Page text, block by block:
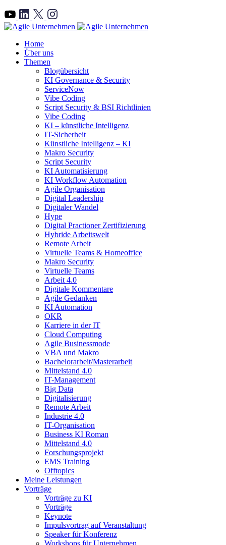
">
Home
Über uns
Themen
Blogübersicht
KI Governance & Security
ServiceNow
Vibe Coding
Script Security & BSI Richtlinien
Vibe Coding
KI – künstliche Intelligenz
IT-Sicherheit
Künstliche Intelligenz – KI
Makro Security
Script Security
KI Automatisierung
KI Workflow Automation
Agile Organisation
Digital Leadership
Digitaler Wandel
Hype
Digital Practioner Zertifizierung
Hybride Arbeitswelt
Remote Arbeit
Virtuelle Teams & Homeoffice
Makro Security
Virtuelle Teams
Arbeit 4.0
Digitale Kommentare
Agile Gedanken
KI Automation
OKR
Karriere in der IT
Cloud Computing
Agile Businessmode
VBA und Makro
Bachelorarbeit/Masterarbeit
Mittelstand 4.0
IT-Management
Big Data
Digitalisierung
Remote Arbeit
Industrie 4.0
IT-Organisation
Business KI Roman
Mittelstand 4.0
Forschungsprojekt
EMS Training
Offtopics
Meine Leistungen
Vorträge
Vorträge zu KI
Vorträge
Keynote
Impulsvortrag auf Veranstaltung
Speaker für Konferenz
Workshops für Unternehmen